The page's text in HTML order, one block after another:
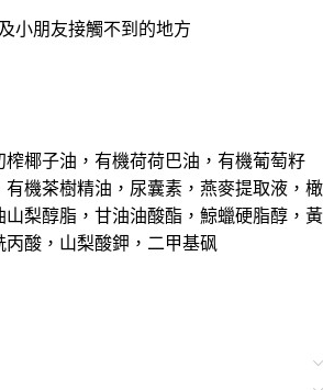
小朋友接觸不到的地方
椰子油，有機荷荷巴油，有機葡萄籽
機茶樹精油，尿囊素，燕麥提取液，橄
梨醇脂，甘油油酸酯，鯨蠟硬脂醇，黃
酸，山梨酸鉀，二甲基砜